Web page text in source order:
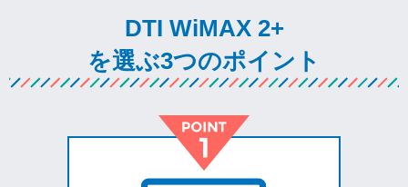
DTI WiMAX 2+
を選ぶ3つのポイント